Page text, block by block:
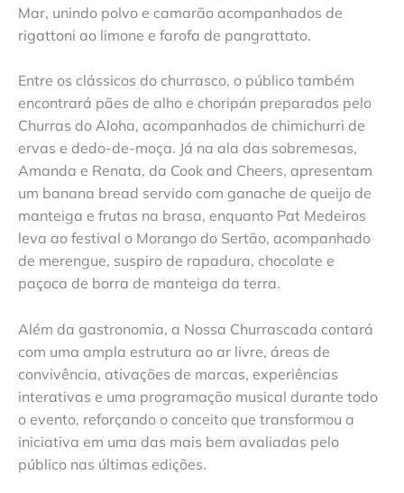
Mar, unindo polvo e camarão acompanhados de
rigattoni ao limone e farofa de pangrattato.
Entre os clássicos do churrasco, o público também
encontrará pães de alho e choripán preparados pelo
Churras do Aloha, acompanhados de chimichurri de
ervas e dedo-de-moça. Já na ala das sobremesas,
Amanda e Renata, da Cook and Cheers, apresentam
um banana bread servido com ganache de queijo de
manteiga e frutas na brasa, enquanto Pat Medeiros
leva ao festival o Morango do Sertão, acompanhado
de merengue, suspiro de rapadura, chocolate e
paçoca de borra de manteiga da terra.
Além da gastronomia, a Nossa Churrascada contará
com uma ampla estrutura ao ar livre, áreas de
convivência, ativações de marcas, experiências
interativas e uma programação musical durante todo
o evento, reforçando o conceito que transformou a
iniciativa em uma das mais bem avaliadas pelo
público nas últimas edições.